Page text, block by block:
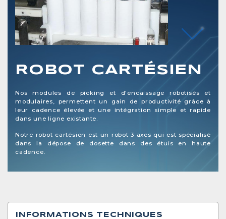
ROBOT CARTÉSIEN
Nos modules de picking et d'encaissage robotisés et
modulaires, permettent un gain de productivité grâce à
leur cadence élevée et une intégration simple et rapide
dans une ligne existante.
Notre robot cartésien est un robot 3 axes qui est spécialisé
dans la dépose de dosette dans des étuis en haute
cadence.
INFORMATIONS TECHNIQUES